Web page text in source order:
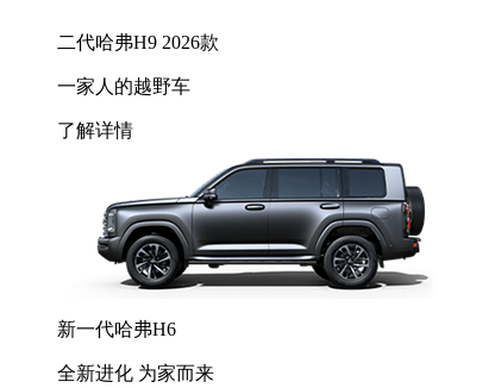
二代哈弗H9 2026款
一家人的越野车
了解详情
新一代哈弗H6
全新进化 为家而来